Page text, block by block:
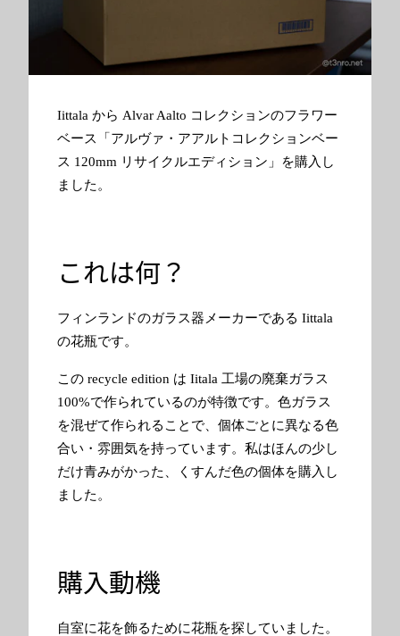
Iittala から Alvar Aalto コレクションのフラワー
ベース「アルヴァ・アアルトコレクションベー
ス 120mm リサイクルエディション」を購入し
ました。
これは何？
フィンランドのガラス器メーカーである Iittala
の花瓶です。
この recycle edition は Iitala 工場の廃棄ガラス
100%で作られているのが特徴です。色ガラス
を混ぜて作られることで、個体ごとに異なる色
合い・雰囲気を持っています。私はほんの少し
だけ青みがかった、くすんだ色の個体を購入し
ました。
購入動機
自室に花を飾るために花瓶を探していました。